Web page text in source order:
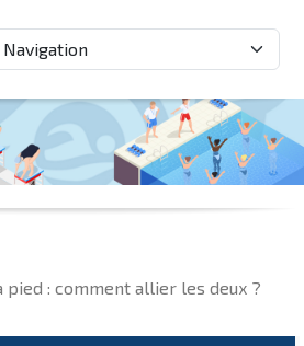
pied : comment allier les deux ?